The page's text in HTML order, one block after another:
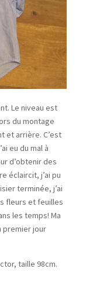
Le niveau est
du montage
et arrière. C’est
eu du mal à
d’obtenir des
éclaircit, j’ai pu
terminée, j’ai
fleurs et feuilles
les temps! Ma
premier jour
taille 98cm.